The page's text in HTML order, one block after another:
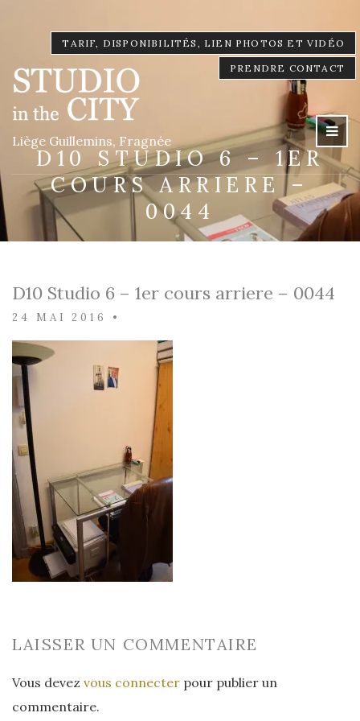
TARIF, DISPONIBILITÉS, LIEN PHOTOS ET VIDÉO
PRENDRE CONTACT
Liège Guillemins, Fragnée
D10 STUDIO 6 – 1ER
COURS ARRIERE –
0044
D10 Studio 6 – 1er cours arriere – 0044
24 MAI 2016 •
LAISSER UN COMMENTAIRE
Vous devez vous connecter pour publier un
commentaire.